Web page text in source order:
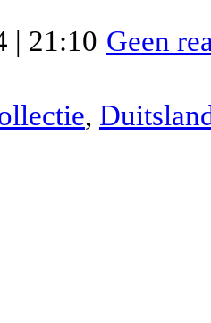
| 21:10 Geen
,